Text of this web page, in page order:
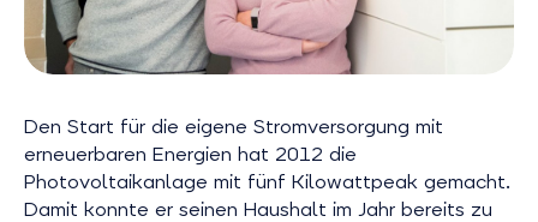
Den Start für die eigene Stromversorgung mit
erneuerbaren Energien hat 2012 die
Photovoltaikanlage mit fünf Kilowattpeak gemacht.
Damit konnte er seinen Haushalt im Jahr bereits zu